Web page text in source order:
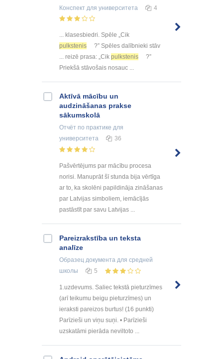
Конспект для университета 4
... klasesbiedri. Spēle „Cik
pulkstenis
?” Spēles dalībnieki stāv
... reizē prasa: „Cik pulkstenis
?”
Priekšā stāvošais nosauc ...
Aktīvā mācību un
audzināšanas prakse
sākumskolā
Отчёт по практике для
университета
36
Pašvērtējums par mācību procesa
norisi. Manuprāt šī stunda bija vērtīga
ar to, ka skolēni papildināja zināšanas
par Latvijas simboliem, iemācījās
pastāstīt par savu Latvijas ...
Pareizrakstība un teksta
analīze
Образец документа для средней
школы
5
1.uzdevums. Saliec tekstā pieturzīmes
(arī teikumu beigu pieturzīmes) un
ieraksti pareizos burtus! (16 punkti)
Parīzieši un viņu suņi. • Parīzieši
uzskatāmi pierāda neviltoto ...